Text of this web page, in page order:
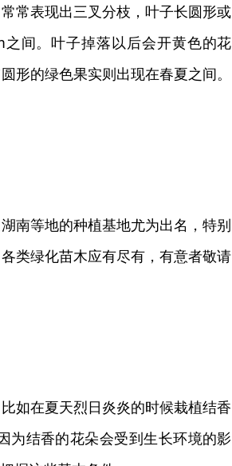
常表现出三叉分枝，叶子长圆形或
间。叶子掉落以后会开黄色的花
形的绿色果实则出现在春夏之间。
南等地的种植基地尤为出名，特别
类绿化苗木应有尽有，有意者敬请
如在夏天烈日炎炎的时候栽植结香
为结香的花朵会受到生长环境的影